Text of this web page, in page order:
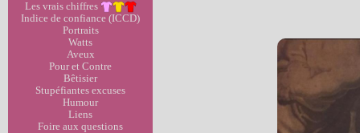
Les vrais chiffres
Indice de confiance (ICCD)
Portraits
Watts
Aveux
Pour et Contre
Bêtisier
Stupéfiantes excuses
Humour
Liens
Foire aux questions